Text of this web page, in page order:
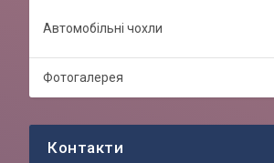
Автомобільні чохли
Фотогалерея